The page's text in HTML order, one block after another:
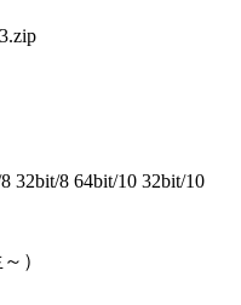
32bit/8 64bit/10 32bit/10
）